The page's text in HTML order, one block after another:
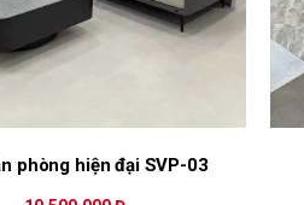
phòng hiện đại SVP-03